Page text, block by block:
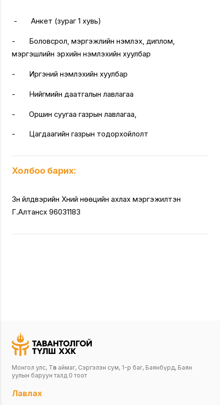
- Анкет (зураг 1 хувь)
- Боловсрол, мэргэжлийн үнэмлэх, диплом,
мэргэшлийн эрхийн үнэмлэхийн хуулбар
- Иргэний үнэмлэхийн хуулбар
- Нийгмийн даатгалын лавлагаа
- Оршин суугаа газрын лавлагаа,
- Цагдаагийн газрын тодорхойлолт
Холбоо барих:
Зүүн үйлдвэрийн Хүний нөөцийн ахлах мэргэжилтэн
Г.Алтансүх 96031183
Монгол улс, Төв аймаг, Сэргэлэн сум, 1-р баг, Баянбүрд, Баян
уулын баруун талд 0 тоот
Лавлах